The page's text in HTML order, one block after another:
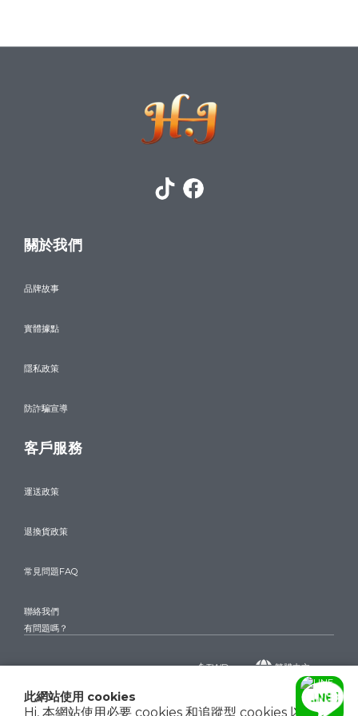
此網站使用 cookies
Hi, 本網站使用必要 cookies 和追蹤型 cookies 以確保
關於我們
品牌故事
實體據點
隱私政策
防詐騙宣導
客戶服務
運送政策
退換貨政策
常見問題FAQ
聯絡我們
有問題嗎？
$ TWD 繁體中文